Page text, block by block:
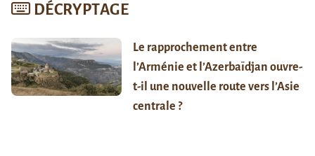
DÉCRYPTAGE
Le rapprochement entre
l’Arménie et l’Azerbaïdjan ouvre-
t-il une nouvelle route vers l’Asie
centrale ?